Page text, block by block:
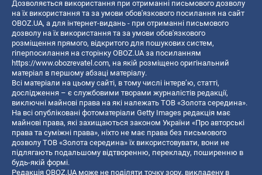
Дозволяється використання при отриманні письмового дозволу
на їх використання та за умови обов'язкового посилання на сайт
OBOZ.UA, а для інтернет-видань - при отриманні письмового
дозволу на їх використання та за умови обов'язкового
розміщення прямого, відкритого для пошукових систем,
гіперпосилання на сторінку OBOZ.UA за посиланням
https://www.obozrevatel.com, на якій розміщено оригінальний
матеріал в першому абзаці матеріалу.
Всі матеріали на цьому сайті, в тому числі інтерв’ю, статті,
дослідження – є службовими творами журналістів редакції,
виключні майнові права на які належать ТОВ «Золота середина».
На всі опубліковані фотоматеріали Getty Images редакція має
майнові права, які захищаються законом України «Про авторські
права та суміжні права», ніхто не має права без письмового
дозволу ТОВ «Золота середина» їх використовувати, вони не
підлягають подальшому відтворенню, перекладу, поширенню в
будь-якій формі.
Редакція OBOZ.UA може не поділяти точку зору, викладену в